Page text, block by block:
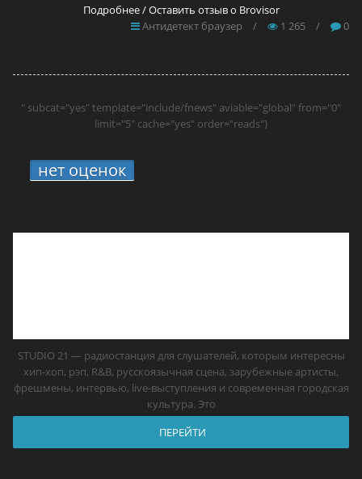
Подробнее / Оставить отзыв о Brovisor
Антидетект браузер
/ 1 265 / 0
" subcat="yes" template="include/fnews" aviable="global" from="0"
limit="5" cache="yes" order="reads"}
нет оценок
STUDIO 21 — радиостанция для слушателей, которым интересны
хип-хоп, рэп, R&B, русскоязычная сцена, зарубежные артисты,
фрешмены, интервью, live-выступления и современная городская
культура. Это
ПЕРЕЙТИ